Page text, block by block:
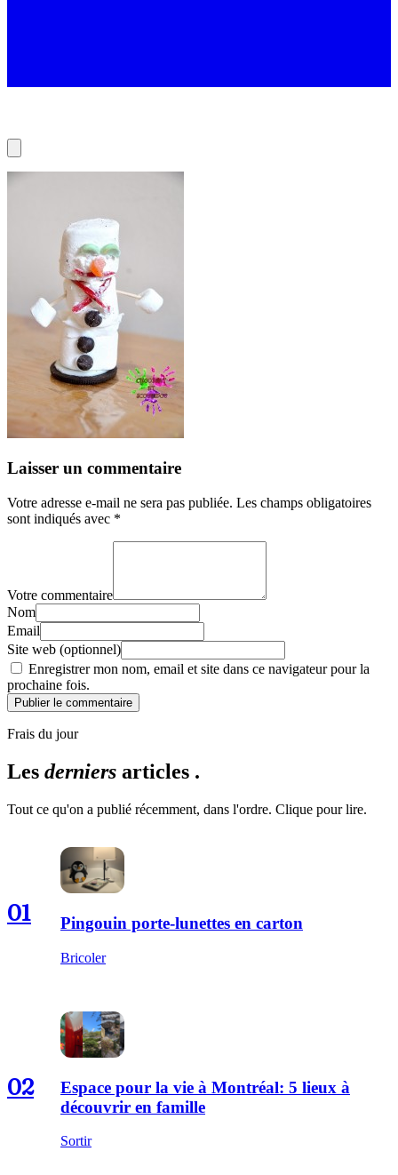
Laisser un commentaire
Votre adresse e-mail ne sera pas publiée. Les champs obligatoires
sont indiqués avec *
Votre commentaire
Nom
Email
Site web (optionnel)
Enregistrer mon nom, email et site dans ce navigateur pour la
prochaine fois.
Publier le commentaire
Frais du jour
Les derniers articles .
Tout ce qu'on a publié récemment, dans l'ordre. Clique pour lire.
01 Pingouin porte-lunettes en carton
Bricoler
02
Espace pour la vie à Montréal: 5 lieux à
découvrir en famille
Sortir